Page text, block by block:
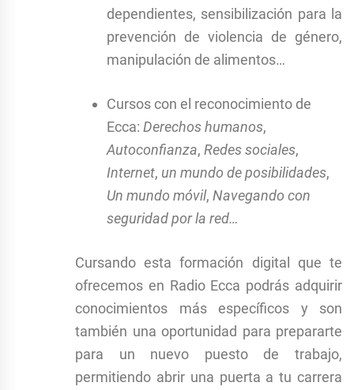
dependientes, sensibilización para la
prevención de violencia de género,
manipulación de alimentos…
Cursos con el reconocimiento de
Ecca: Derechos humanos,
Autoconfianza, Redes sociales,
Internet, un mundo de posibilidades,
Un mundo móvil, Navegando con
seguridad por la red…
Cursando esta formación digital que te
ofrecemos en Radio Ecca podrás adquirir
conocimientos más específicos y son
también una oportunidad para prepararte
para un nuevo puesto de trabajo,
permitiendo abrir una puerta a tu carrera